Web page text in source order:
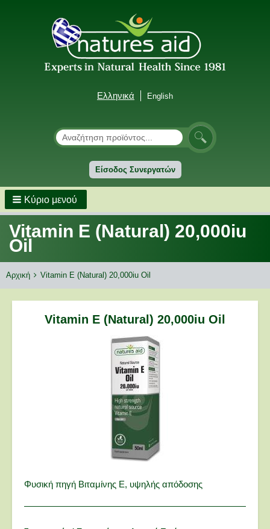
Ελληνικά English
Αναζήτηση
Αναζήτηση
Είσοδος Συνεργατών
Κύριο μενού
Vitamin E (Natural) 20,000iu
Oil
Breadcrumbs
You
are
Αρχική Vitamin E (Natural) 20,000iu Oil
Vitamin E (Natural) 20,000iu Oil
Φυσική πηγή Βιταμίνης Ε, υψηλής απόδοσης